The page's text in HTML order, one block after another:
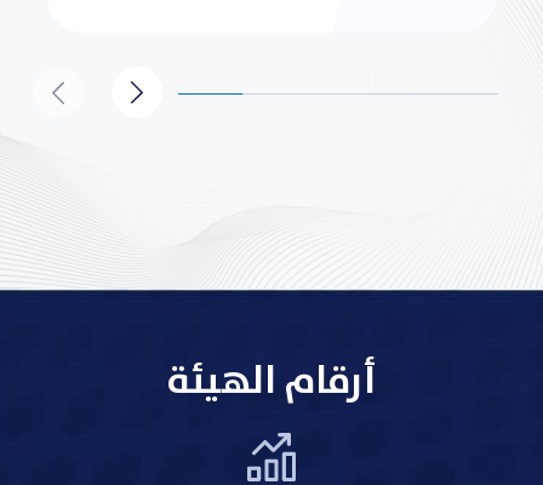
أرقام الهيئة